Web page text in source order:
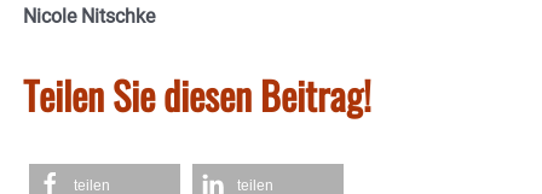
Nicole Nitschke
Teilen Sie diesen Beitrag!
teilen teilen